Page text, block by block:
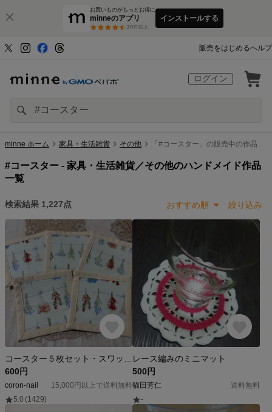
お買いものがもっとお得に
minneのアプリ
3万件以上
インストールする
販売をはじめるヘルプ
ログイン
minne ホーム 家具・生活雑貨 その他 「#コースター」の販売中の作品
#コースター - 家具・生活雑貨／その他のハンドメイド作品
一覧
おすすめ順 絞り込み
検索結果 1,227点
600円
coron-nail
15,000円以上で送料無料
5.0 (1429)
レース編みのミニマット
500円
猫田芳仁
送料無料
-